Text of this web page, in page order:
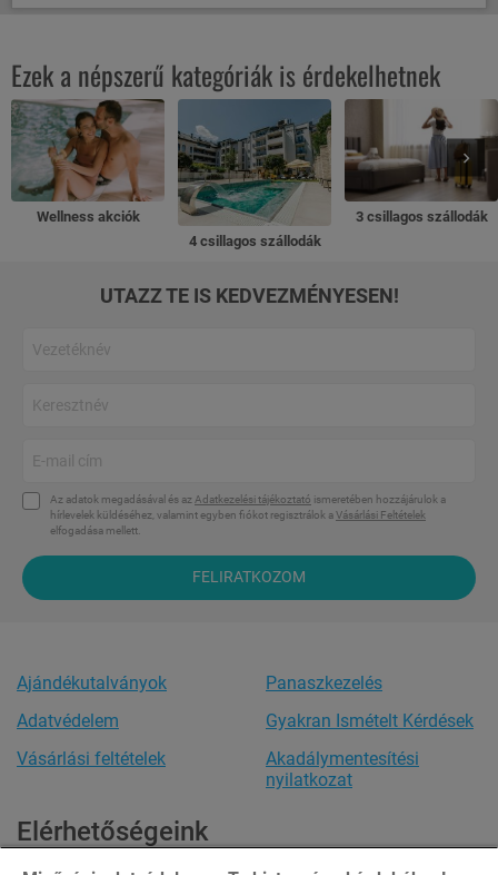
Ezek a népszerű kategóriák is érdekelhetnek
Wellness akciók
4 csillagos szállodák
3 csillagos szállodák
UTAZZ TE IS KEDVEZMÉNYESEN!
Az adatok megadásával és az Adatkezelési tájékoztató ismeretében hozzájárulok a
hírlevelek küldéséhez, valamint egyben fiókot regisztrálok aVásárlási Feltételek
elfogadása mellett.
FELIRATKOZOM
Ajándékutalványok
Adatvédelem
Vásárlási feltételek
Panaszkezelés
Gyakran Ismételt Kérdések
Akadálymentesítési
nyilatkozat
Elérhetőségeink